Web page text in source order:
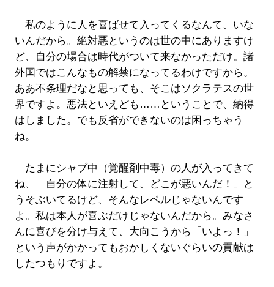
私のように人を喜ばせて入ってくるなんて、いな
いんだから。絶対悪というのは世の中にありますけ
ど、自分の場合は時代がついて来なかっただけ。諸
外国ではこんなもの解禁になってるわけですから。
ああ不条理だなと思っても、そこはソクラテスの世
界ですよ。悪法といえども……ということで、納得
はしました。でも反省ができないのは困っちゃう
ね。
たまにシャブ中（覚醒剤中毒）の人が入ってきて
ね、「自分の体に注射して、どこが悪いんだ！」と
うそぶいてるけど、そんなレベルじゃないんです
よ。私は本人が喜ぶだけじゃないんだから。みなさ
んに喜びを分け与えて、大向こうから「いよっ！」
という声がかかってもおかしくないぐらいの貢献は
したつもりですよ。